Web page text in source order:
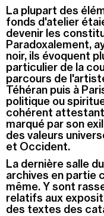
La plupart des
fonds d'atelier
devenir les
Paradoxalement,
noir, ils évoquent
particulier de la
parcours de
Téhéran puis à
politique ou
cohérent
marqué par son
des valeurs
et Occident.
La dernière salle
archives en partie
même. Y sont
relatifs aux
des textes des